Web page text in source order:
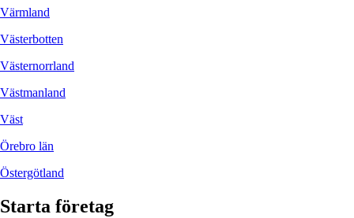
Värmland
Västerbotten
Västernorrland
Västmanland
Väst
Örebro län
Östergötland
Starta företag